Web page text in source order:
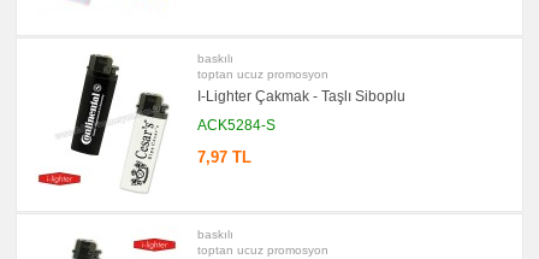
baskılı
toptan ucuz promosyon
I-Lighter Çakmak - Taşlı Siboplu
ACK5284-S
7,97 TL
baskılı
toptan ucuz promosyon